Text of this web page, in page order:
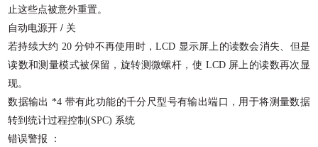
止这些点被意外重置。
自动电源开 / 关
若持续大约 20分钟不再使用时，LCD 显示屏上的读数会消失、但是
读数和测量模式被保留，旋转测微螺杆，使 LCD 屏上的读数再次显
现。
数据输出 *4 带有此功能的千分尺型号有输出端口，用于将测量数据
转到统计过程控制(SPC) 系统
错误警报
：